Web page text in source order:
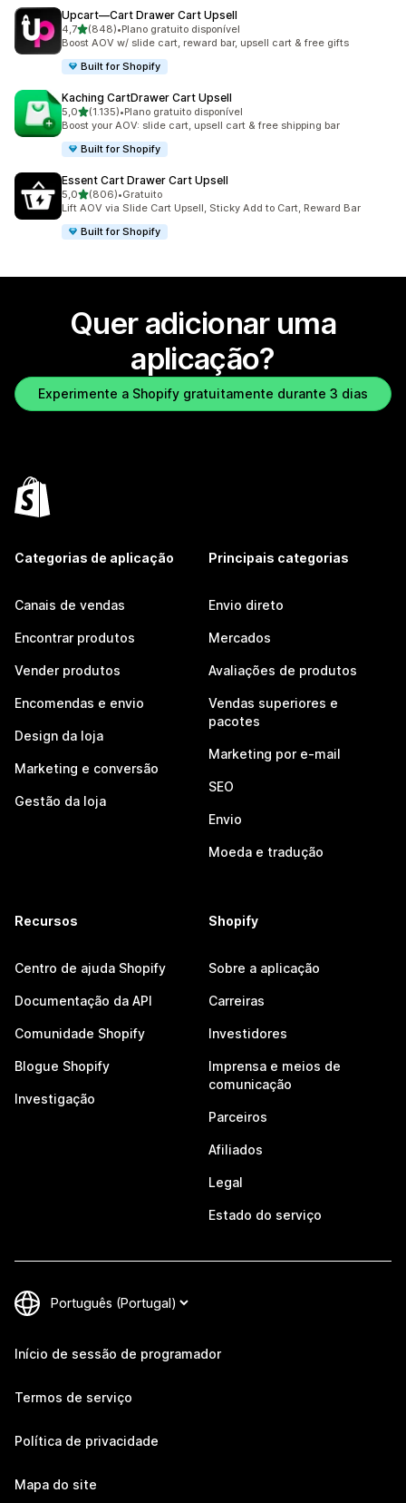
Upcart—Cart Drawer Cart Upsell
4,7de 5 estrelas
(848)
848 total de avaliações
•Plano gratuito disponível
Boost AOV w/ slide cart, reward bar, upsell cart & free gifts
Built for Shopify
Kaching CartDrawer Cart Upsell
5,0de 5 estrelas
(1.135)
1135 total de avaliações
•Plano gratuito disponível
Boost your AOV: slide cart, upsell cart & free shipping bar
Built for Shopify
Essent Cart Drawer Cart Upsell
5,0de 5 estrelas
(806)
806 total de avaliações
•Gratuito
Lift AOV via Slide Cart Upsell, Sticky Add to Cart, Reward Bar
Built for Shopify
Quer adicionar uma
aplicação?
Experimente a Shopify gratuitamente durante 3 dias
Categorias de aplicação
Canais de vendas
Encontrar produtos
Vender produtos
Encomendas e envio
Design da loja
Marketing e conversão
Gestão da loja
Principais categorias
Envio direto
Mercados
Avaliações de produtos
Vendas superiores e
pacotes
Marketing por e-mail
SEO
Envio
Moeda e tradução
Recursos
Centro de ajuda Shopify
Documentação da API
Comunidade Shopify
Blogue Shopify
Investigação
Shopify
Sobre a aplicação
Carreiras
Investidores
Imprensa e meios de
comunicação
Parceiros
Afiliados
Legal
Estado do serviço
Início de sessão de programador
Termos de serviço
Política de privacidade
Mapa do site